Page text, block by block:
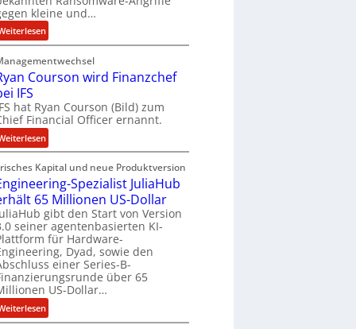
ra
r
b
e
i
t
e
n
z
u
s
a
m
m
e
n
kleine und…
:
L
ö
s
g
e
l
d
z
a
h
l
e
n
i
s
k
e
Courson wird Finanzchef
IFS
hat Ryan Courson (Bild) zum
Financial Officer ernannt.
:
R
y
a
n
C
o
u
r
s
o
n
w
Kapital und neue Produktversion
Spezialist JuliaHub
65 Millionen US-Dollar
gibt den Start von Version
seiner agentenbasierten KI-
für Hardware-
Dyad, sowie den
einer Series-B-
über 65
US-Dollar…
:
E